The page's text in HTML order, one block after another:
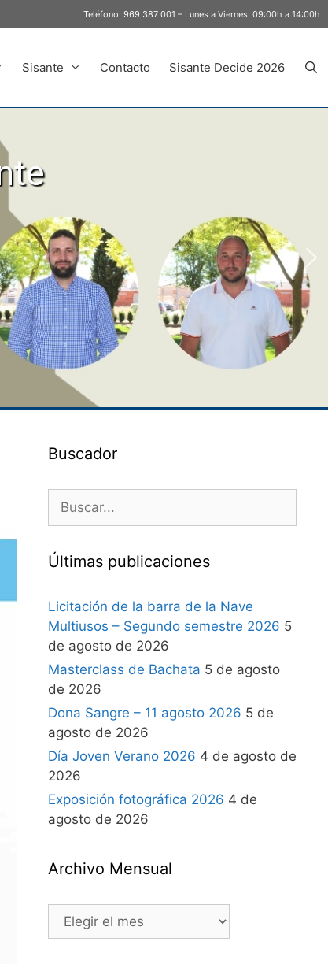
Teléfono: 969 387 001 – Lunes a Viernes: 09:00h a 14:00h
Sisante Contacto Sisante Decide 2026
Buscador
Últimas publicaciones
Licitación de la barra de la Nave
Multiusos – Segundo semestre 2026 5
de agosto de 2026
Masterclass de Bachata 5 de agosto
de 2026
Dona Sangre – 11 agosto 2026 5 de
agosto de 2026
Día Joven Verano 2026 4 de agosto de
2026
Exposición fotográfica 2026 4 de
agosto de 2026
Archivo Mensual